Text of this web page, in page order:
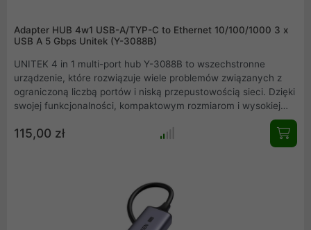
Adapter HUB 4w1 USB-A/TYP-C to Ethernet 10/100/1000 3 x
USB A 5 Gbps Unitek (Y-3088B)
UNITEK 4 in 1 multi-port hub Y-3088B to wszechstronne
urządzenie, które rozwiązuje wiele problemów związanych z
ograniczoną liczbą portów i niską przepustowością sieci. Dzięki
swojej funkcjonalności, kompaktowym rozmiarom i wysokiej
poszukujesz wygodnego i wydajnego sposobu na podłączenie
115,00 zł